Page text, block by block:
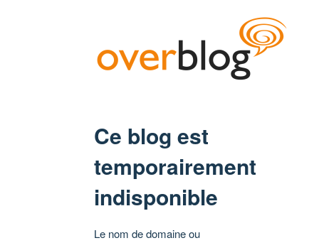
Ce blog est
temporairement
indisponible
Le nom de domaine ou